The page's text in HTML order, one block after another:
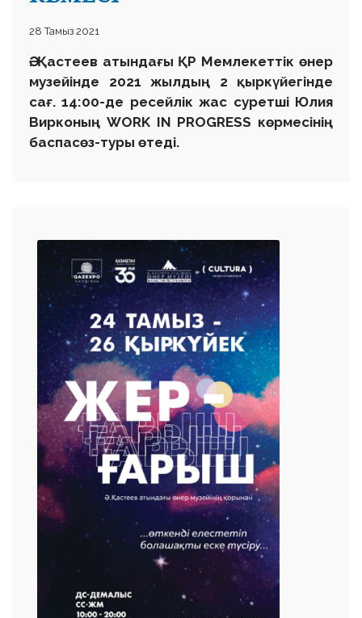
28 Тамыз 2021
Ә. Қастеев атындағы ҚР Мемлекеттік өнер
музейінде 2021 жылдың 2 қыркүйегінде
сағ. 14:00-де ресейлік жас суретші Юлия
Вирконың WORK IN PROGRESS көрмесінің
баспасөз-туры өтеді.